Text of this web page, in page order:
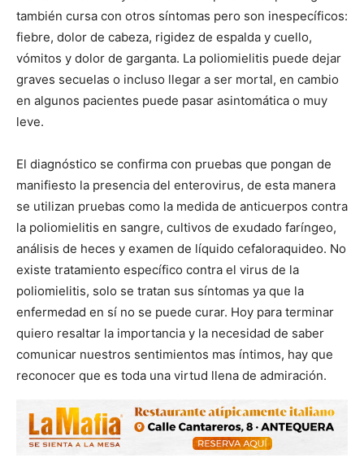
también cursa con otros síntomas pero son inespecíficos:
fiebre, dolor de cabeza, rigidez de espalda y cuello,
vómitos y dolor de garganta. La poliomielitis puede dejar
graves secuelas o incluso llegar a ser mortal, en cambio
en algunos pacientes puede pasar asintomática o muy
leve.
El diagnóstico se confirma con pruebas que pongan de
manifiesto la presencia del enterovirus, de esta manera
se utilizan pruebas como la medida de anticuerpos contra
la poliomielitis en sangre, cultivos de exudado faríngeo,
análisis de heces y examen de líquido cefaloraquideo. No
existe tratamiento específico contra el virus de la
poliomielitis, solo se tratan sus síntomas ya que la
enfermedad en sí no se puede curar. Hoy para terminar
quiero resaltar la importancia y la necesidad de saber
comunicar nuestros sentimientos mas íntimos, hay que
reconocer que es toda una virtud llena de admiración.